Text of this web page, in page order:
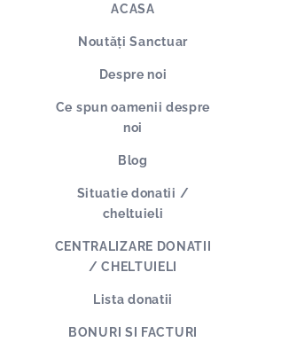
ACASA
Noutăți Sanctuar
Despre noi
Ce spun oamenii despre
noi
Blog
Situatie donatii /
cheltuieli
CENTRALIZARE DONATII
/ CHELTUIELI
Lista donatii
BONURI SI FACTURI